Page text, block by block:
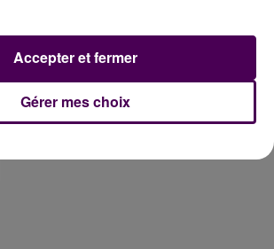
Inscrivez-vous au casting The Voice & The Voice
Kids !
12h02
Deux rixes en trois semaines : le préfet ordonne
Gérer mes choix
Accepter et fermer